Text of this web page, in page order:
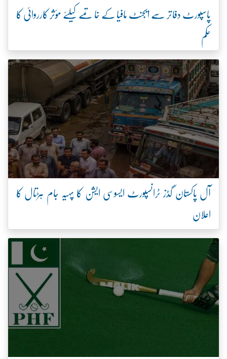
پاسپورٹ دفاتر سے ایجنٹ مافیا کے خاتمے کیلئے مؤثر کارروائی کا
حکم
آل پاکستان گڈز ٹرانسپورٹ ایسوسی ایشن کا پہیہ جام ہڑتال کا
اعلان